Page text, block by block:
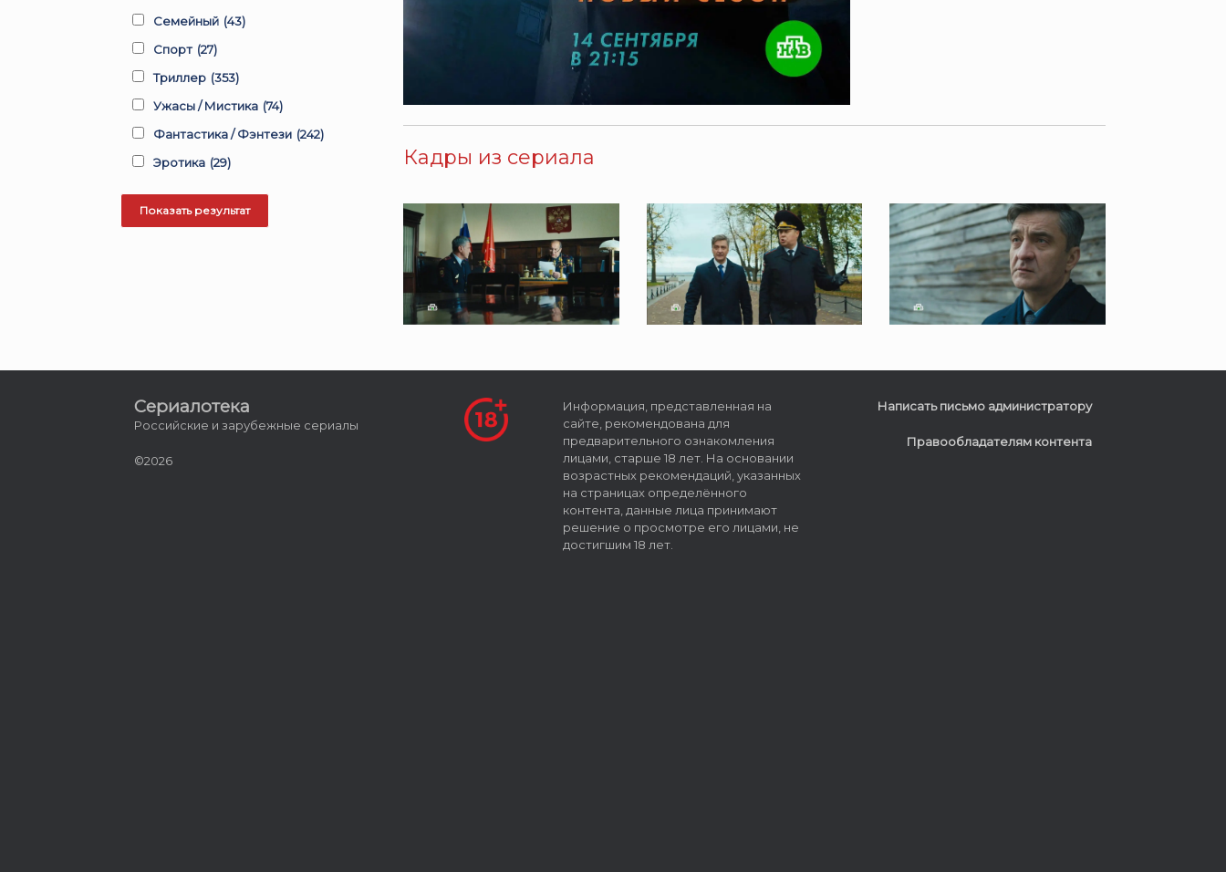
Кадры из сериала
Семейный (43)
Спорт (27)
Триллер (353)
Ужасы / Мистика (74)
Фантастика / Фэнтези (242)
Эротика (29)
Сериалотека
Российские и зарубежные сериалы
©2026
Информация, представленная на
сайте, рекомендована для
предварительного ознакомления
лицами, старше 18 лет. На основании
возрастных рекомендаций, указанных
на страницах определённого
контента, данные лица принимают
решение о просмотре его лицами, не
достигшим 18 лет.
Написать письмо администратору
Правообладателям контента